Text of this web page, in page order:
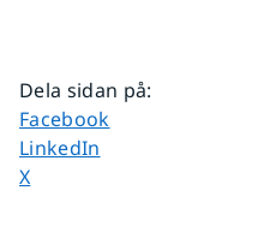
Dela sidan på:
Dela sidan på
Facebook
Dela sidan på
LinkedIn
Dela sidan på
X